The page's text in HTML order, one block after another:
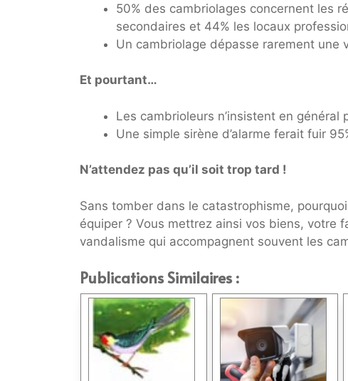
50% des cambriolages concernent les
secondaires et 44% les locaux
Un cambriolage dépasse rarement une
Et pourtant…
Les cambrioleurs n’insistent en
Une simple sirène d’alarme ferait fuir
N’attendez pas qu’il soit trop tard !
Sans tomber dans le catastrophisme,
équiper ? Vous mettrez ainsi vos biens, votre
vandalisme qui accompagnent souvent les
Publications Similaires :